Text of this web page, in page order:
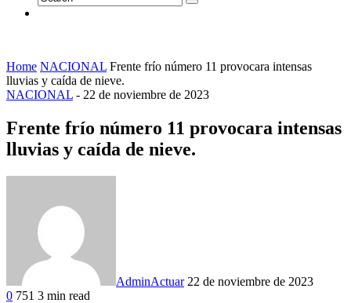
Home NACIONAL Frente frío número 11 provocara intensas
lluvias y caída de nieve.
NACIONAL - 22 de noviembre de 2023
Frente frío número 11 provocara intensas
lluvias y caída de nieve.
AdminActuar 22 de noviembre de 2023
0 751 3 min read